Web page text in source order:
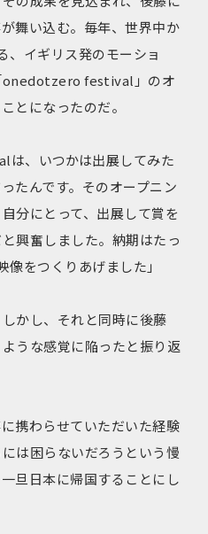
舞い込む。毎年、世界中か
、イギリス発のモーショ
onedotzero festival」のオ
とになったのだ。
、いつかは出展してみた
たんです。そのオープニン
分にとって、出展して賞を
興奮しました。納期はたっ
をつくりあげました」
かし、それと同時に後藤
うな感覚に陥ったと振り返
携わらせていただいた経験
は困らないだろうという慢
旦日本に帰国することにし